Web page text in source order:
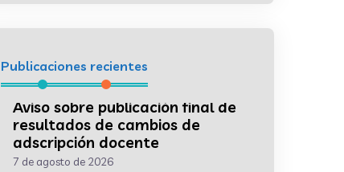
Publicaciones recientes
Aviso sobre publicación final de
resultados de cambios de
adscripción docente
7 de agosto de 2026